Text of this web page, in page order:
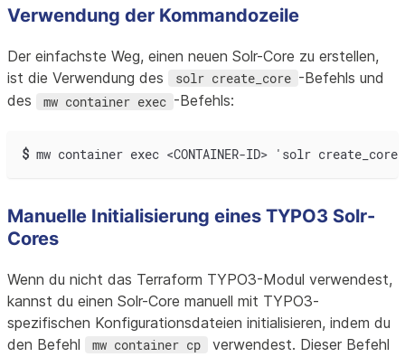
Verwendung der Kommandozeile
Der einfachste Weg, einen neuen Solr-Core zu erstellen,
ist die Verwendung des
solr create_core -Befehls und
des
mw container exec -Befehls:
$ mw container exec <CONTAINER-ID> 'solr
Manuelle Initialisierung eines TYPO3 Solr-
Cores
Wenn du nicht das Terraform TYPO3-Modul verwendest,
kannst du einen Solr-Core manuell mit TYPO3-
spezifischen Konfigurationsdateien initialisieren, indem du
den Befehl
mw container cp
verwendest. Dieser Befehl